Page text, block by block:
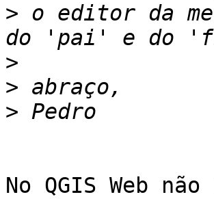
> o editor da
>
>
>
No QGIS Web